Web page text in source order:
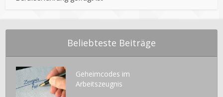
Beliebteste Beiträge
Geheimcodes im
Arbeitszeugnis